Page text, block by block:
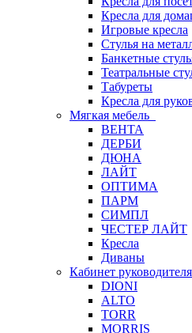
Кресла для
Игровые кресла
Стулья на
Банкетные
Театральные
Табуреты
Кресла для
Мягкая мебель
ВЕНТА
ДЕРБИ
ДЮНА
ЛАЙТ
ОПТИМА
ПАРМ
СИМПЛ
ЧЕСТЕР ЛАЙТ
Кресла
Диваны
Кабинет руководителя
DIONI
ALTO
TORR
MORRIS